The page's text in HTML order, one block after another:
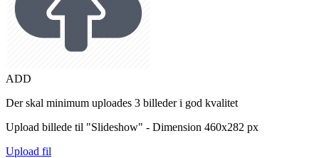
ADD
Der skal minimum uploades 3 billeder i god kvalitet
Upload billede til "Slideshow" - Dimension 460x282 px
Upload fil